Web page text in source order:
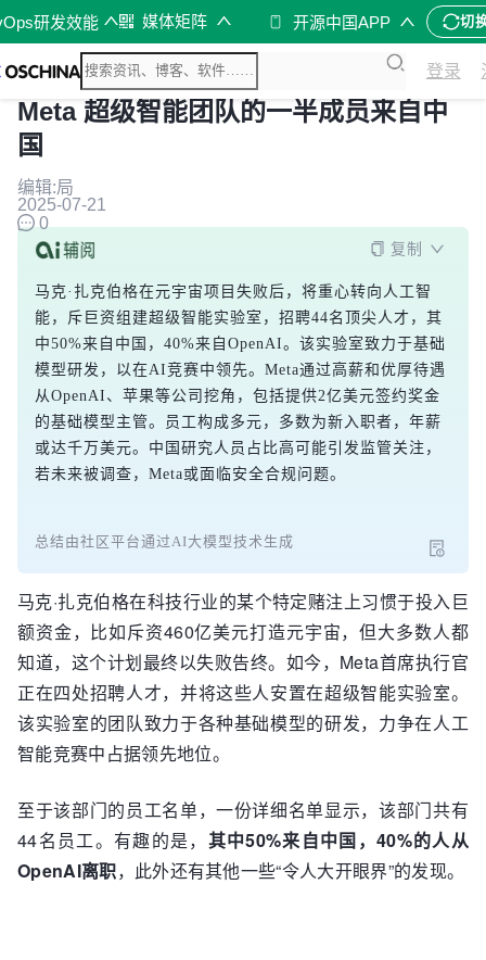
研发效能 媒体矩阵 开源中国APP 切
登录
Meta 超级智能团队的一半成员来自中
国
编辑:局
2025-07-21
0
复制
马克·扎克伯格在元宇宙项目失败后，将重心转向人工智
能，斥巨资组建超级智能实验室，招聘44名顶尖人才，其
中50%来自中国，40%来自OpenAI。该实验室致力于基础
模型研发，以在AI竞赛中领先。Meta通过高薪和优厚待遇
从OpenAI、苹果等公司挖角，包括提供2亿美元签约奖金
的基础模型主管。员工构成多元，多数为新入职者，年薪
或达千万美元。中国研究人员占比高可能引发监管关注，
若未来被调查，Meta或面临安全合规问题。
总结由社区平台通过AI大模型技术生成
马克·扎克伯格在科技行业的某个特定赌注上习惯于投入巨
额资金，比如斥资460亿美元打造元宇宙，但大多数人都
知道，这个计划最终以失败告终。如今，Meta首席执行官
正在四处招聘人才，并将这些人安置在超级智能实验室。
该实验室的团队致力于各种基础模型的研发，力争在人工
智能竞赛中占据领先地位。
至于该部门的员工名单，一份详细名单显示，该部门共有
44名员工。有趣的是， 其中50%来自中国，40%的人从
OpenAI离职，此外还有其他一些“令人大开眼界”的发现。